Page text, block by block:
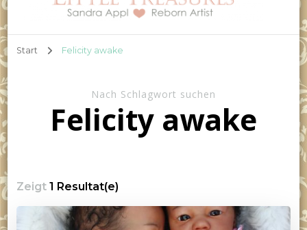
Start Felicity awake
Nach Schlagwort suchen
Felicity awake
Zeigt 1 Resultat(e)